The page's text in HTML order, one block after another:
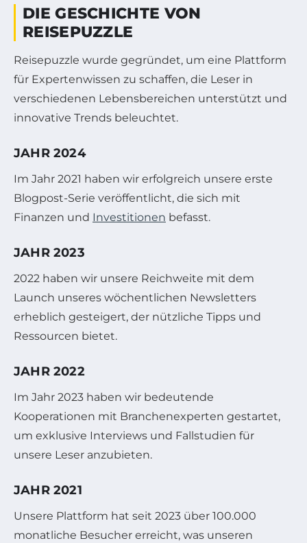
DIE GESCHICHTE VON
REISEPUZZLE
Reisepuzzle wurde gegründet, um eine Plattform
für Expertenwissen zu schaffen, die Leser in
verschiedenen Lebensbereichen unterstützt und
innovative Trends beleuchtet.
JAHR 2024
Im Jahr 2021 haben wir erfolgreich unsere erste
Blogpost-Serie veröffentlicht, die sich mit
Finanzen und Investitionen befasst.
JAHR 2023
2022 haben wir unsere Reichweite mit dem
Launch unseres wöchentlichen Newsletters
erheblich gesteigert, der nützliche Tipps und
Ressourcen bietet.
JAHR 2022
Im Jahr 2023 haben wir bedeutende
Kooperationen mit Branchenexperten gestartet,
um exklusive Interviews und Fallstudien für
unsere Leser anzubieten.
JAHR 2021
Unsere Plattform hat seit 2023 über 100.000
monatliche Besucher erreicht, was unseren